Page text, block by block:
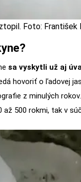
Foto: František
sa vyskytli už aj
hovoriť o ľadovej
z minulých rokov.
až 500 rokmi, tak v